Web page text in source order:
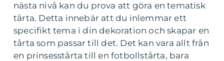
nästa nivå kan du prova att göra en tematisk
tårta. Detta innebär att du inlemmar ett
specifikt tema i din dekoration och skapar en
tårta som passar till det. Det kan vara allt från
en prinsesstårta till en fotbollstårta, bara